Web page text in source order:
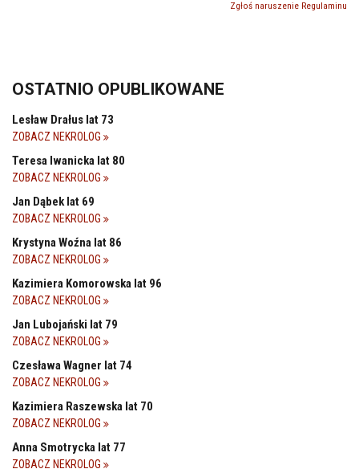
Zgłoś naruszenie Regulaminu
OSTATNIO OPUBLIKOWANE
Lesław Drałus lat 73
ZOBACZ NEKROLOG
Teresa Iwanicka lat 80
ZOBACZ NEKROLOG
Jan Dąbek lat 69
ZOBACZ NEKROLOG
Krystyna Woźna lat 86
ZOBACZ NEKROLOG
Kazimiera Komorowska lat 96
ZOBACZ NEKROLOG
Jan Lubojański lat 79
ZOBACZ NEKROLOG
Czesława Wagner lat 74
ZOBACZ NEKROLOG
Kazimiera Raszewska lat 70
ZOBACZ NEKROLOG
Anna Smotrycka lat 77
ZOBACZ NEKROLOG